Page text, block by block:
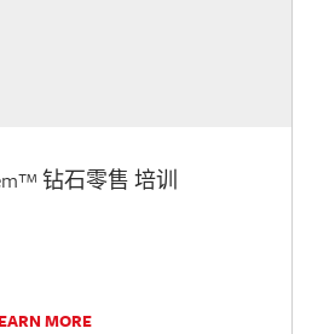
钻石零售 培训
MORE